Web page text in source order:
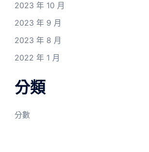
2023 年 10 月
2023 年 9 月
2023 年 8 月
2022 年 1 月
分類
分數